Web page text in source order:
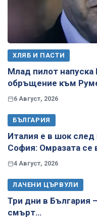
ХЛЯБ И ПАСТИ
Млад пилот
обръщение към
6 Август, 2026
БЪЛГАРИЯ
Италия е в шок след
София: Омразата се
4 Август, 2026
ЛАЧЕНИ ЦЪРВУЛИ
Три дни в България
смърт…